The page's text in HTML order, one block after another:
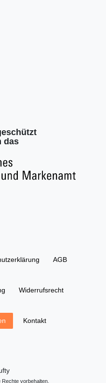
das
AGB
Widerrufs­recht
Kontakt
vorbehalten.